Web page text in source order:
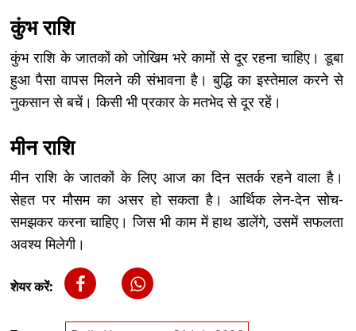
कुंभ राशि
कुंभ राशि के जातकों को जोखिम भरे कामों से दूर रहना चाहिए। डूबा
हुआ पैसा वापस मिलने की संभावना है। बुद्धि का इस्तेमाल करने से
नुकसान से बचें। किसी भी प्रकार के मतभेद से दूर रहें।
मीन राशि
मीन राशि के जातकों के लिए आज का दिन सतर्क रहने वाला है।
सेहत पर मौसम का असर हो सकता है। आर्थिक लेन-देन सोच-
समझकर करना चाहिए। जिस भी काम में हाथ डालेंगे, उसमें सफलता
अवश्य मिलेगी।
शेयर करें: